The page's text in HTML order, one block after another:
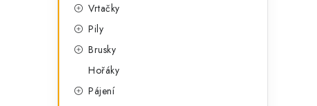
Vrtačky
Pily
Brusky
Hořáky
Pájení